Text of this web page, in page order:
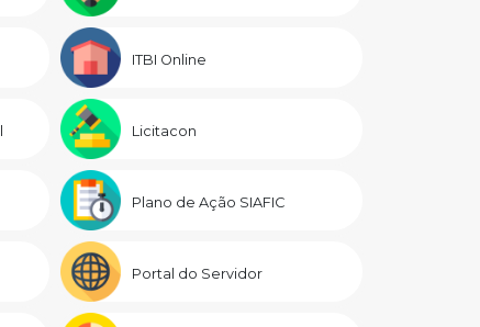
ITBI Online
Licitacon
Plano de Ação SIAFIC
Portal do Servidor